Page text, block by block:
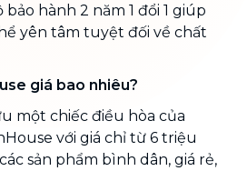
hành 2 năm 1 đổi 1 giúp
yên tâm tuyệt đối về chất
giá bao nhiêu?
một chiếc điều hòa của
với giá chỉ từ 6 triệu
sản phẩm bình dân, giá rẻ,